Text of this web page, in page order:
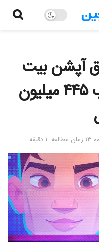
آپشن بیت
کوین بلک راک؛ جذب ۴۴۵ میلیون
زمان مطالعه: ۱ دقیقه